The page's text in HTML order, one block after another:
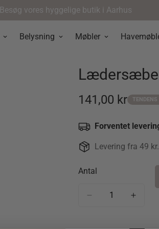
Besøg vores hyggelige butik i Aarhus
Belysning Møbler
Lædersæbe
Udsalgspris
141,00 kr TENDENS
Forventet
Levering fra 49
Antal